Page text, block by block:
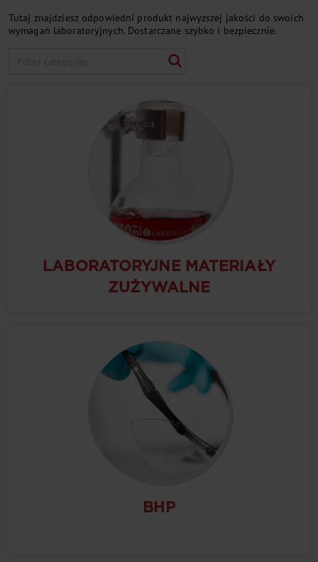
Tutaj znajdziesz odpowiedni produkt najwyższej jakości do swoich
wymagań laboratoryjnych. Dostarczane szybko i bezpiecznie.
LABORATORYJNE MATERIAŁY
ZUŻYWALNE
BHP